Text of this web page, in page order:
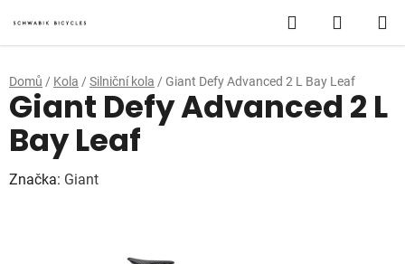
na
obsah
Hledat
KOŠÍK
Domů / Kola / Silniční kola / Giant Defy Advanced 2 L Bay Leaf
Giant Defy Advanced 2 L
Bay Leaf
Značka: Giant